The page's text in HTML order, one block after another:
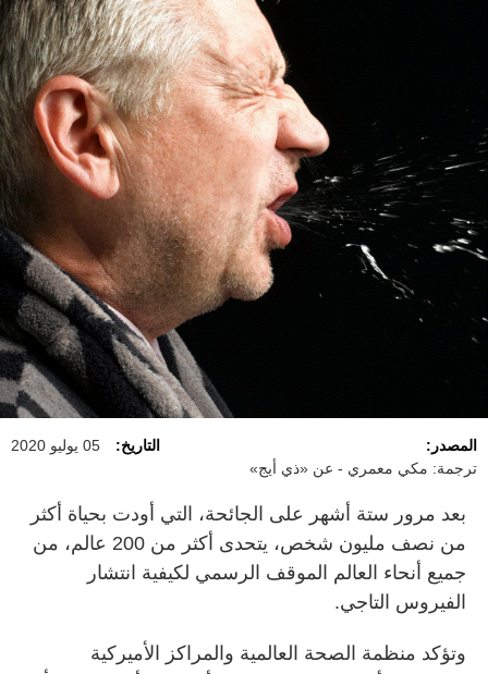
المصدر:
ترجمة: مكي معمري - عن «ذي أيج»
التاريخ: 05 يوليو 2020
بعد مرور ستة أشهر على الجائحة، التي أودت بحياة أكثر
من نصف مليون شخص، يتحدى أكثر من 200 عالم، من
جميع أنحاء العالم الموقف الرسمي لكيفية انتشار
الفيروس التاجي.
وتؤكد منظمة الصحة العالمية والمراكز الأميركية